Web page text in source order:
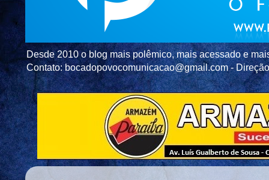
Desde 2010 o blog mais polêmico, mais acessado e
Contato: bocadopovocomunicacao@gmail.com -